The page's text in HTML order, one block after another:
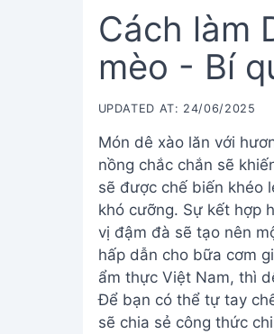
Cách làm
mèo - Bí
UPDATED AT: 24/06/2025
Món dê xào lăn với
nồng chắc chắn sẽ
sẽ được chế biến khéo
khó cưỡng. Sự kết hợp
vị đậm đà sẽ tạo nên
hấp dẫn cho bữa cơm
ẩm thực Việt Nam, thì
Để bạn có thể tự tay
sẽ chia sẻ công thức